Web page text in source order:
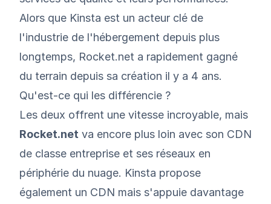
Alors que Kinsta est un acteur clé de
l'industrie de l'hébergement depuis plus
longtemps, Rocket.net a rapidement gagné
du terrain depuis sa création il y a 4 ans.
Qu'est-ce qui les différencie ?
Les deux offrent une vitesse incroyable, mais
Rocket.net va encore plus loin avec son CDN
de classe entreprise et ses réseaux en
périphérie du nuage. Kinsta propose
également un CDN mais s'appuie davantage